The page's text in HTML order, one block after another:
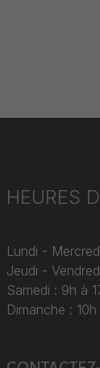
HEURES
Lundi -
Jeudi -
Samedi : 9h à
Dimanche : 10h